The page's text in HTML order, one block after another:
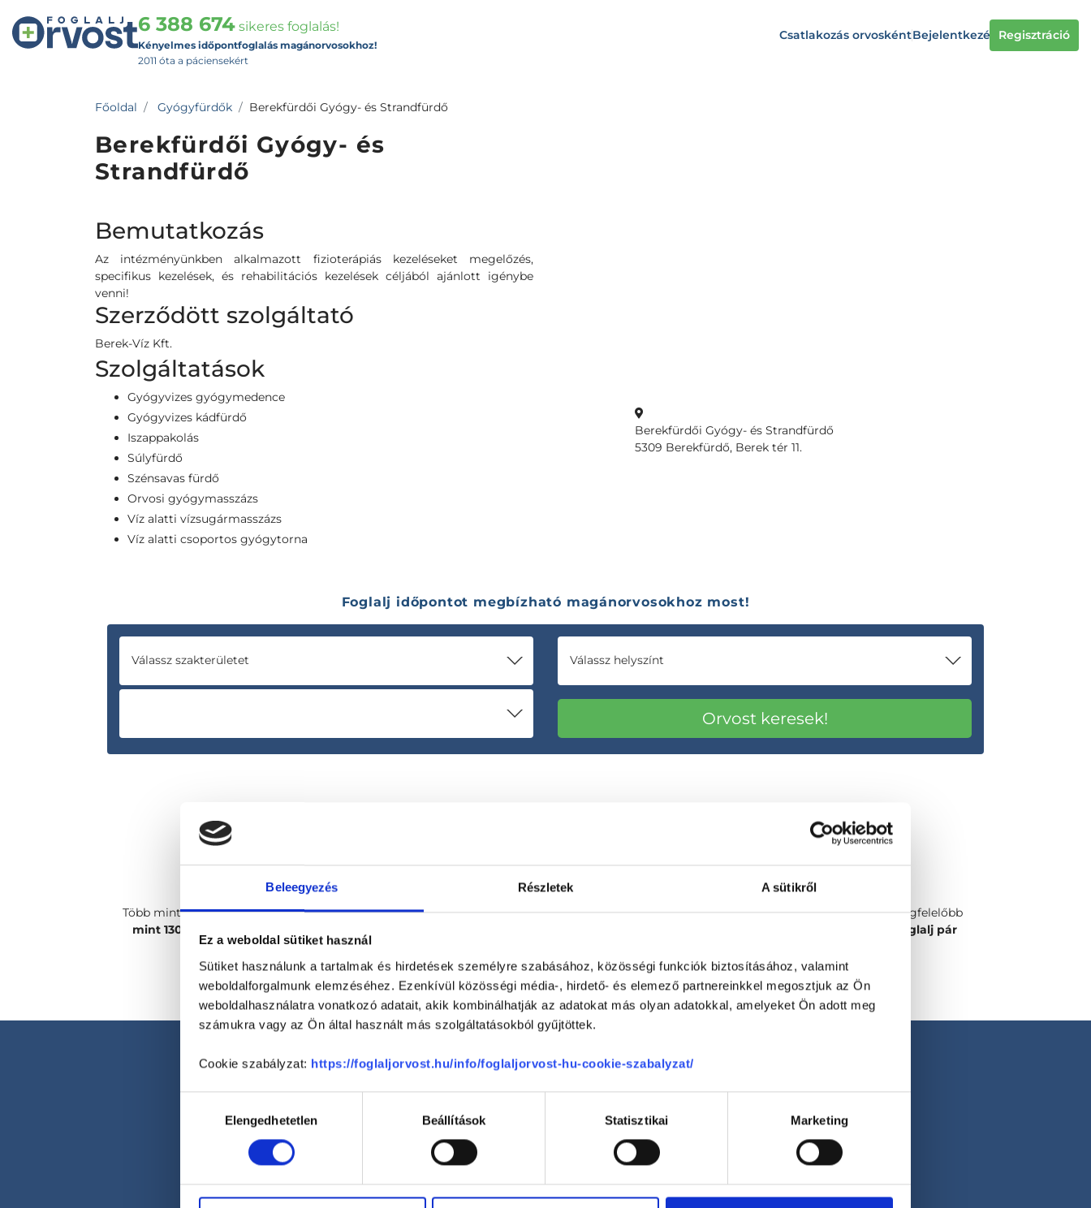
Beleegyezés Részletek A sütikről
Ez a weboldal sütiket használ
Sütiket használunk a tartalmak és hirdetések személyre szabásához, közösségi funkciók biztosításához, valamint
weboldalforgalmunk elemzéséhez. Ezenkívül közösségi média-, hirdető- és elemező partnereinkkel megosztjuk az Ön
weboldalhasználatra vonatkozó adatait, akik kombinálhatják az adatokat más olyan adatokkal, amelyeket Ön adott meg
számukra vagy az Ön által használt más szolgáltatásokból gyűjtöttek.
Cookie szabályzat: https://foglaljorvost.hu/info/foglaljorvost-hu-cookie-szabalyzat/
kiválasztásaElengedhetetlen Beállítások Statisztikai Marketing
6 388 674 sikeres foglalás!
Kényelmes időpontfoglalás magánorvosokhoz!
2011 óta a páciensekért
Csatlakozás orvoskéntBejelentkezés Regisztráció
Főoldal Gyógyfürdők Berekfürdői Gyógy- és Strandfürdő
Berekfürdői Gyógy- és
Strandfürdő
Bemutatkozás
Az intézményünkben alkalmazott fizioterápiás kezeléseket megelőzés,
specifikus kezelések, és rehabilitációs kezelések céljából ajánlott igénybe
venni!
Szerződött szolgáltató
Berek-Víz Kft.
Szolgáltatások
Gyógyvizes gyógymedence
Gyógyvizes kádfürdő
Iszappakolás
Súlyfürdő
Szénsavas fürdő
Orvosi gyógymasszázs
Víz alatti vízsugármasszázs
Víz alatti csoportos gyógytorna
Berekfürdői Gyógy- és Strandfürdő
5309 Berekfürdő, Berek tér 11.
Foglalj időpontot megbízható magánorvosokhoz most!
Válassz szakterületet Válassz helyszínt
Több mint2400 magánorvosunk, több
mint 130 szakterületen
Korábbi páciensek300 000 valós
Válaszd ki a számodra legmegfelelőbb
foglalj pár
Segíthetünk?
(H-P: 8:00-20:00)
office@foglaljorvost.hu